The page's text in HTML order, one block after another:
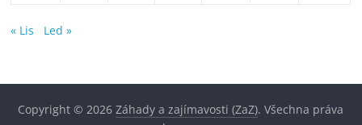
« Lis Led »
Copyright © 2026Záhady a zajímavosti (ZaZ). Všechna práva